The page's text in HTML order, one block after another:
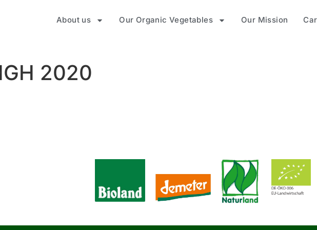
About us Our Organic Vegetables Our Mission
2020